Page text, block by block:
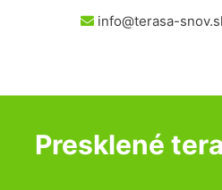
info@terasa-
Presklené